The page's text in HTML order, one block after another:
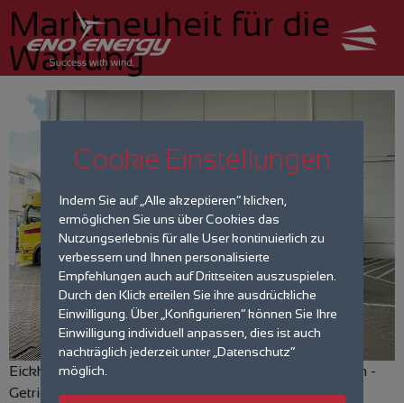
Marktneuheit für die
Wartung
Eickhoff Up-Tower- Kran schafft völlig neue Einsätze im ­
Getriebeservice
Cookie Einstellungen
Indem Sie auf „Alle akzeptieren“ klicken,
ermöglichen Sie uns über Cookies das
Nutzungserlebnis für alle User kontinuierlich zu
verbessern und Ihnen personalisierte
Empfehlungen auch auf Drittseiten auszuspielen.
Durch den Klick erteilen Sie ihre ausdrückliche
Einwilligung. Über „Konfigurieren“ können Sie Ihre
Einwilligung individuell anpassen, dies ist auch
nachträglich jederzeit unter „Datenschutz“
möglich.